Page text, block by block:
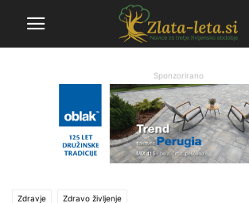
Sponzorirano
Zdravje Zdravo življenje